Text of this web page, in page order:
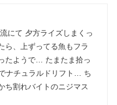
にて 夕方ライズしまくっ
ら、上ずってる魚もフラ
たようで… たまたま拾っ
ナチュラルドリフト… ち
ち割れバイトのニジマス